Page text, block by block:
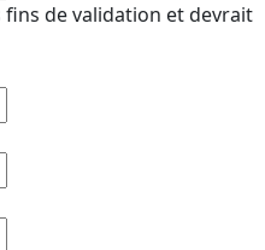
fins de validation et devrait